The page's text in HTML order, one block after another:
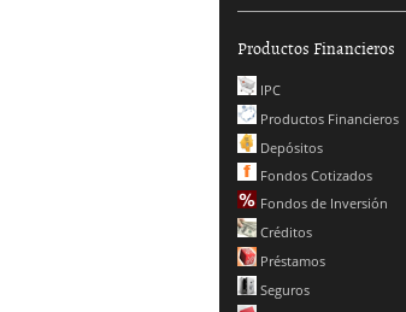
Productos Financieros
IPC
Productos Financieros
Depósitos
Fondos Cotizados
Fondos de Inversión
Créditos
Préstamos
Seguros